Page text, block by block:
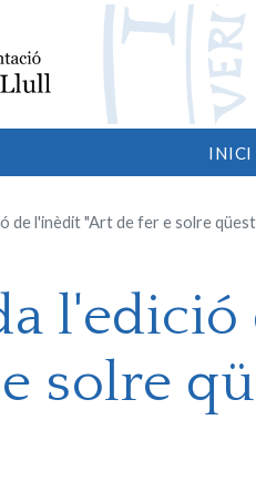
INICI
de l'inèdit "Art de fer e solre
solre